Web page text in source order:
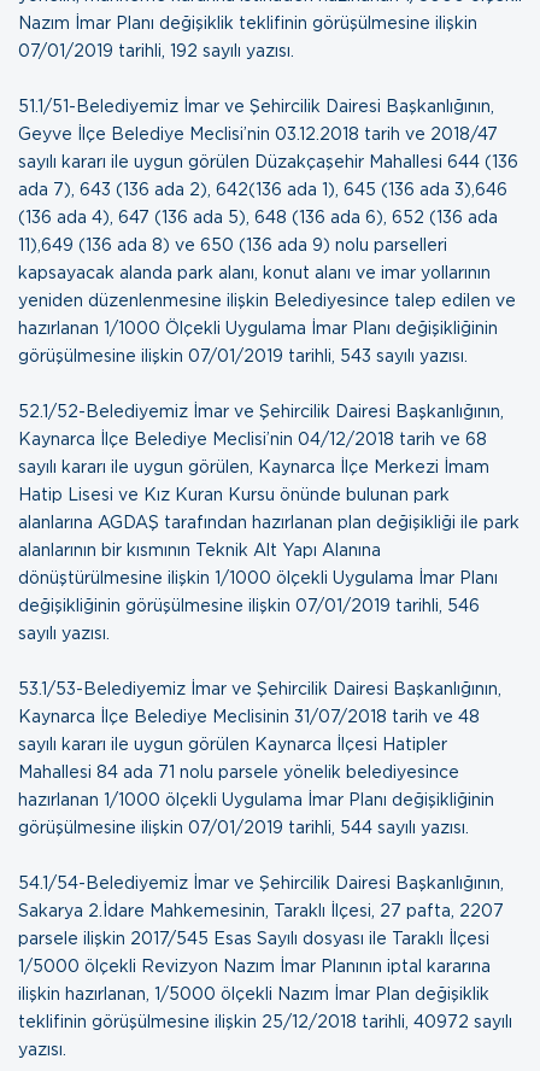
Nazım İmar Planı değişiklik teklifinin görüşülmesine ilişkin
07/01/2019 tarihli, 192 sayılı yazısı.
51.1/51-Belediyemiz İmar ve Şehircilik Dairesi Başkanlığının,
Geyve İlçe Belediye Meclisi’nin 03.12.2018 tarih ve 2018/47
sayılı kararı ile uygun görülen Düzakçaşehir Mahallesi 644 (136
ada 7), 643 (136 ada 2), 642(136 ada 1), 645 (136 ada 3),646
(136 ada 4), 647 (136 ada 5), 648 (136 ada 6), 652 (136 ada
11),649 (136 ada 8) ve 650 (136 ada 9) nolu parselleri
kapsayacak alanda park alanı, konut alanı ve imar yollarının
yeniden düzenlenmesine ilişkin Belediyesince talep edilen ve
hazırlanan 1/1000 Ölçekli Uygulama İmar Planı değişikliğinin
görüşülmesine ilişkin 07/01/2019 tarihli, 543 sayılı yazısı
52.1/52-Belediyemiz İmar ve Şehircilik Dairesi Başkanlığının,
Kaynarca İlçe Belediye Meclisi’nin 04/12/2018 tarih ve 68
sayılı kararı ile uygun görülen, Kaynarca İlçe Merkezi İmam
Hatip Lisesi ve Kız Kuran Kursu önünde bulunan park
alanlarına AGDAŞ tarafından hazırlanan plan değişikliği ile park
alanlarının bir kısmının Teknik Alt Yapı Alanına
dönüştürülmesine ilişkin 1/1000 ölçekli Uygulama İmar Planı
değişikliğinin görüşülmesine ilişkin 07/01/2019 tarihli, 546
sayılı yazısı
53.1/53-Belediyemiz İmar ve Şehircilik Dairesi Başkanlığının,
Kaynarca İlçe Belediye Meclisinin 31/07/2018 tarih ve 48
sayılı kararı ile uygun görülen Kaynarca İlçesi Hatipler
Mahallesi 84 ada 71 nolu parsele yönelik belediyesince
hazırlanan 1/1000 ölçekli Uygulama İmar Planı değişikliğinin
görüşülmesine ilişkin 07/01/2019 tarihli, 544 sayılı yazısı
54.1/54-Belediyemiz İmar ve Şehircilik Dairesi Başkanlığının,
Sakarya 2.İdare Mahkemesinin, Taraklı İlçesi, 27 pafta, 2207
parsele ilişkin 2017/545 Esas Sayılı dosyası ile Taraklı İlçesi
1/5000 ölçekli Revizyon Nazım İmar Planının iptal kararına
ilişkin hazırlanan, 1/5000 ölçekli Nazım İmar Plan değişiklik
teklifinin görüşülmesine ilişkin 25/12/2018 tarihli, 40972 sayılı
yazısı